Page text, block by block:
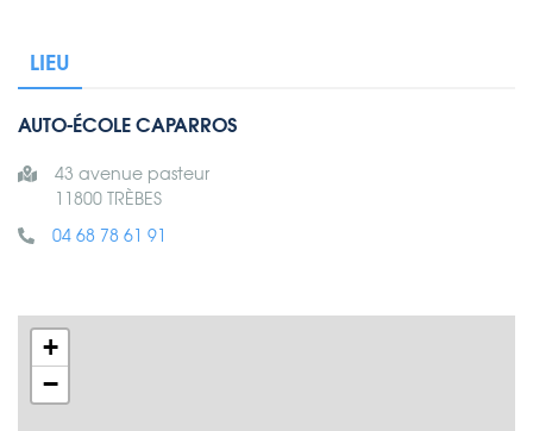
LIEU
AUTO-ÉCOLE CAPARROS
43 avenue pasteur
11800 TRÈBES
04 68 78 61 91
+
−